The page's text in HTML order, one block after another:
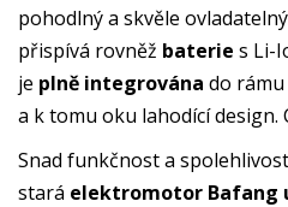
pohodlný a skvěle
přispívá rovněž baterie s Li-
je plně integrována do
a k tomu oku lahodící design.
Snad funkčnost a
stará elektromotor Bafang